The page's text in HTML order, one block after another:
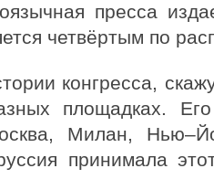
пресса
четвёртым по
конгресса,
площадках.
Милан,
принимала